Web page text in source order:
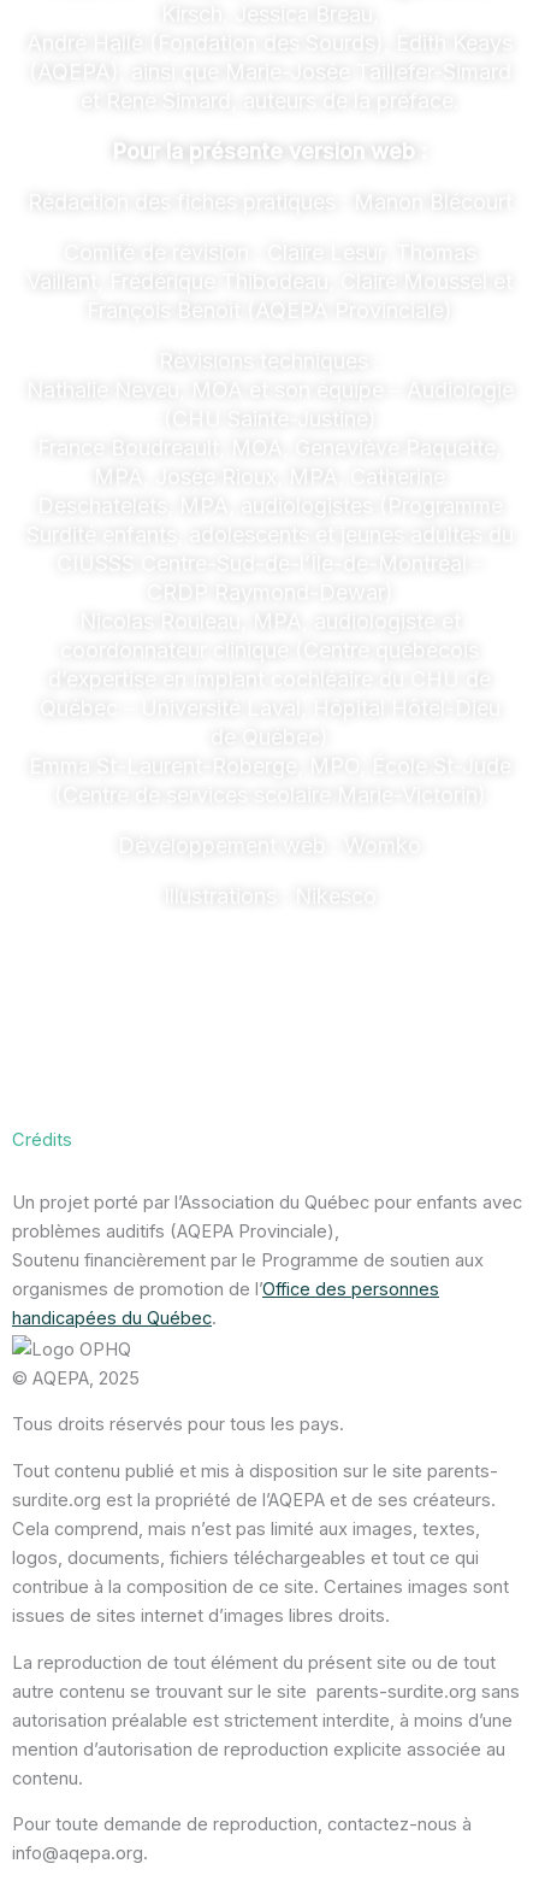
André Hallé (Fondation des Sourds), Édith Keays
Pour la présente version web :
Rédaction des fiches pratiques : Manon Blécourt
Vaillant, Frédérique Thibodeau, Claire Moussel
Nathalie Neveu, MOA et son équipe – Audiologie
France Boudreault, MOA, Geneviève Paquette,
MPA, Josée Rioux, MPA, Catherine
Deschatelets, MPA, audiologistes (Programme
CIUSSS Centre-Sud-de-l’Île-de-Montréal –
Nicolas Rouleau, MPA, audiologiste et
coordonnateur clinique (Centre québécois
Québec – Université Laval, Hôpital Hôtel-Dieu
de Québec)
Emma St-Laurent-Roberge, MPO, École St-Jude
Développement web : Womko
Crédits
Un projet porté par l’Association du Québec pour enfants avec
problèmes auditifs (AQEPA Provinciale),
Soutenu financièrement par le Programme de soutien aux
organismes de promotion de l’Office des personnes
handicapées du Québec.
© AQEPA, 2025
Tous droits réservés pour tous les pays.
Tout contenu publié et mis à disposition sur le site parents-
surdite.org est la propriété de l’AQEPA et de ses créateurs.
Cela comprend, mais n’est pas limité aux images, textes,
logos, documents, fichiers téléchargeables et tout ce qui
contribue à la composition de ce site. Certaines images sont
issues de sites internet d’images libres droits.
La reproduction de tout élément du présent site ou de tout
autre contenu se trouvant sur le site parents-surdite.org sans
autorisation préalable est strictement interdite, à moins d’une
mention d’autorisation de reproduction explicite associée au
contenu.
Pour toute demande de reproduction, contactez-nous à
info@aqepa.org.